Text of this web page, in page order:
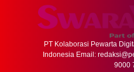
PT Kolaborasi Pewarta
Indonesia Email:
9000